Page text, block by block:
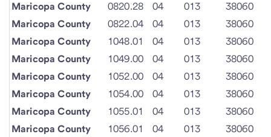
Maricopa County
0820.28 04 013
38060
Maricopa County
0822.04 04 013
38060
Maricopa County
1048.01 04 013
38060
Maricopa County
1049.00 04 013
38060
Maricopa County
1052.00 04 013
38060
Maricopa County
1054.00 04 013
38060
Maricopa County
1055.01 04 013
38060
Maricopa County
1056.01 04 013 38060